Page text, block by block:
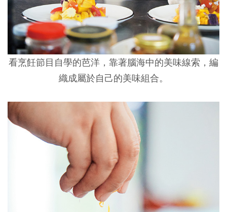
看烹飪節目自學的芭洋，靠著腦海中的美味線索，編
織成屬於自己的美味組合。